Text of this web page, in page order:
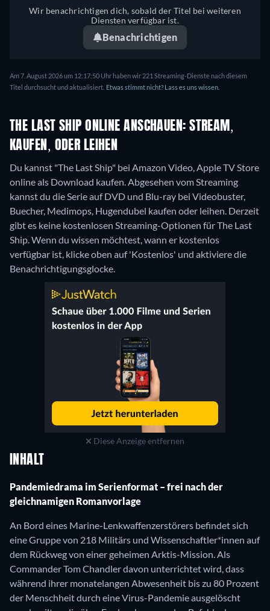
Wir benachrichtigen dich, sobald der Titel bei weiteren
Diensten verfügbar ist.
Benachrichtigen
Am 7. August 2026 um 12:17:50 Uhr haben wir 221 Streaming-Dienste nach diesem
Titel durchsucht und aktualisiert. Etwas stimmt nicht? Lass es uns wissen.
THE LAST SHIP ONLINE ANSCHAUEN: STREAM,
KAUFEN, ODER LEIHEN
Du kannst "The Last Ship" bei Amazon Video, Apple TV Store
online als Download kaufen.Abgesehen vom Streaming
kannst du die Serie auf DVD und Blu-ray bei Videobuster,
Buecher, Medimops, Hugendubel kaufen oder leihen. Derzeit
gibt es keine kostenlosen Streaming-Optionen für The Last
Ship. Wenn du wissen möchtest, wann er kostenlos
verfügbar ist, klicke oben auf 'Kostenlos' und aktiviere die
Benachrichtigungsglocke.
Diese Anzeige entfernen
INHALT
Pandemiedrama im Serienformat – frei nach der
gleichnamigen Romanvorlage
An Bord eines Marine-Lenkwaffenzerstörers befindet sich
eine Gruppe von 218 Militärs und Wissenschaftler*innen auf
dem Rückweg von einer geheimen Arktis-Mission. Als
Commander Tom Chandler davon unterrichtet wird, dass
während ihrer monatelangen Abwesenheit bis zu 80 Prozent
der Menschheit durch eine Virus-Pandemie ausgelöscht